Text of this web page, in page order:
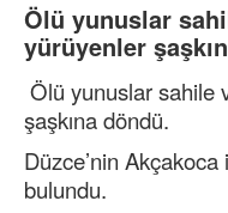
Ölü yunuslar
yürüyenler
Ölü yunuslar sahile
şaşkına döndü.
Düzce’nin
bulundu.